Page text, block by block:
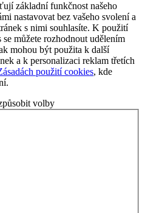
základní funkčnost našeho
nastavovat bez vašeho svolení a
s nimi souhlasíte. K použití
můžete rozhodnout udělením
mohou být použita k další
a k personalizaci reklam třetích
použití cookies, kde
volby